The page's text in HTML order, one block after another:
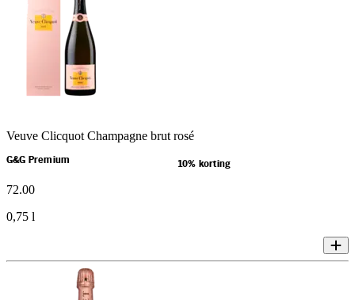
Veuve Clicquot Champagne brut rosé
G&G Premium 10% korting
72.00
0,75 l